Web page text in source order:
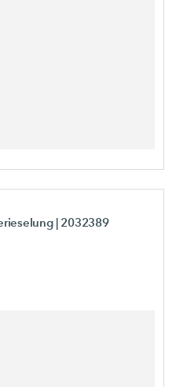
| 2032389